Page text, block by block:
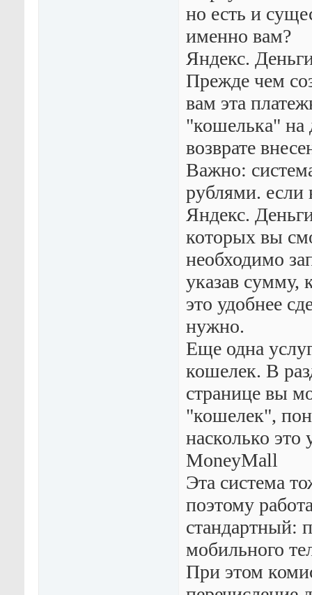
но есть и
именно вам?
Яндекс.
Прежде чем
вам эта
"кошелька" на
возврате
Важно:
рублями. если
Яндекс.
которых вы
необходимо
указав сумму,
это удобнее
нужно.
Еще одна
кошелек. В
странице вы
"кошелек",
насколько это
MoneyMall
Эта система
поэтому
стандартный:
мобильного
При этом